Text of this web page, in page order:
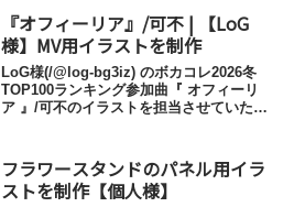
スト商品ページ（HUION...
『オフィーリア』/可不 | 【LoG
様】MV用イラストを制作
LoG様(/@log-bg3iz) のボカコレ2026冬
TOP100ランキング参加曲『 オフィーリ
ア 』/可不のイラストを担当させていただ
完成イラスト『 オフィーリ...
フラワースタンドのパネル用イラ
ストを制作【個人様】